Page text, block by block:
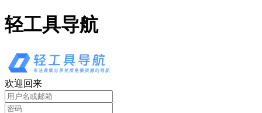
轻工具导航
欢迎回来